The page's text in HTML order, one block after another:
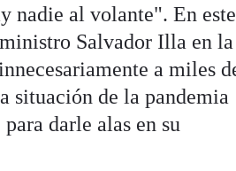
nadie al volante". En este
Salvador Illa en la
a miles
situación de la pandemia
darle alas en su